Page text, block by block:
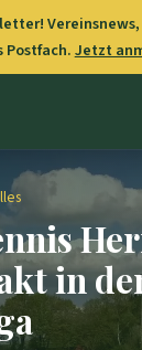
Jetzt
in